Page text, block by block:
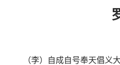
（李）自成自号奉天倡义